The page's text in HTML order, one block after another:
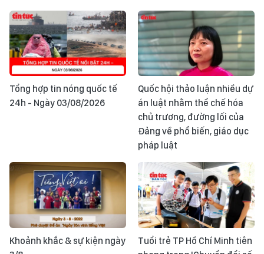
Tổng hợp tin nóng quốc tế
24h - Ngày 03/08/2026
Quốc hội thảo luận nhiều dự
án luật nhằm thể chế hóa
chủ trương, đường lối của
Đảng về phổ biến, giáo dục
pháp luật
Khoảnh khắc & sự kiện ngày
Tuổi trẻ TP Hồ Chí Minh tiên